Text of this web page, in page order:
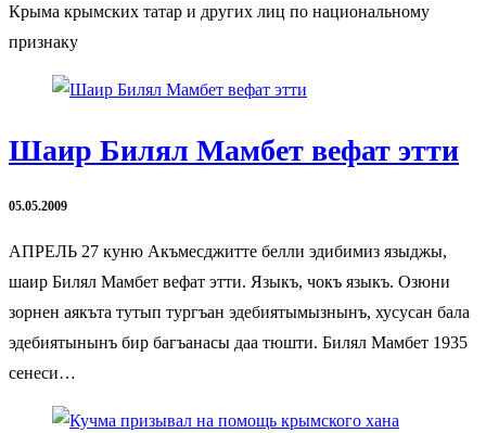
Крыма крымских татар и других лиц по национальному
признаку
Шаир Билял Мамбет вефат этти
05.05.2009
АПРЕЛЬ 27 куню Акъмесджитте белли эдибимиз языджы,
шаир Билял Мамбет вефат этти. Языкъ, чокъ языкъ. Озюни
зорнен аякъта тутып тургъан эдебиятымызнынъ, хусусан бала
эдебиятынынъ бир багъанасы даа тюшти. Билял Мамбет 1935
сенеси…